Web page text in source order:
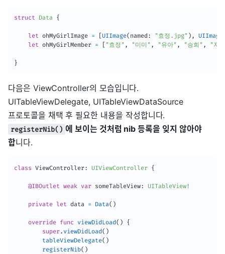
struct Data {
let ohMyGirlImage = [UIImage( named : "효정.jpg" ) , UIImage
let ohMyGirlMember = [ "효정" , "미미" , "유아" , "승희" , "지
}
다음은 ViewController의 모습입니다.
UITableViewDelegate, UITableViewDataSource
프로토콜을 채택 후 필요한 내용을 작성합니다.
registerNib() 에 보이는 것처럼 nib 등록을 잊지 않아야
합니다.
class ViewController: UIViewController {
@IBOutlet weak var someTableView: UITableView !
private let data = Data( )
override func viewDidLoad( )
{
super. viewDidLoad( )
tableViewDelegate( )
registerNib( )